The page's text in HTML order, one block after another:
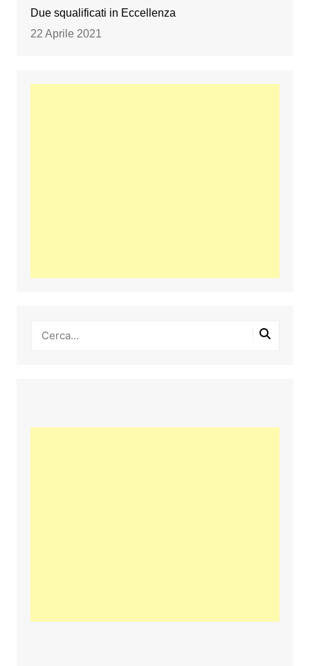
Due squalificati in Eccellenza
22 Aprile 2021